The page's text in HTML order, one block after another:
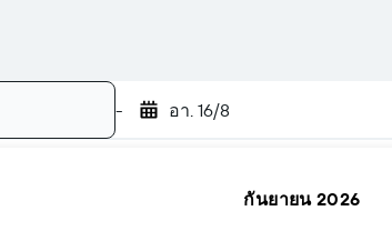
- อา. 16/8
กันยายน 2026